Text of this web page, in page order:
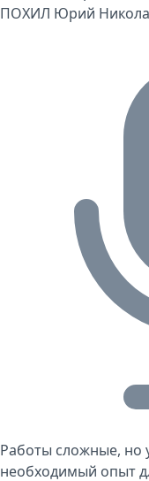
ПОХИЛ Юрий
Работы сложные, но
необходимый опыт